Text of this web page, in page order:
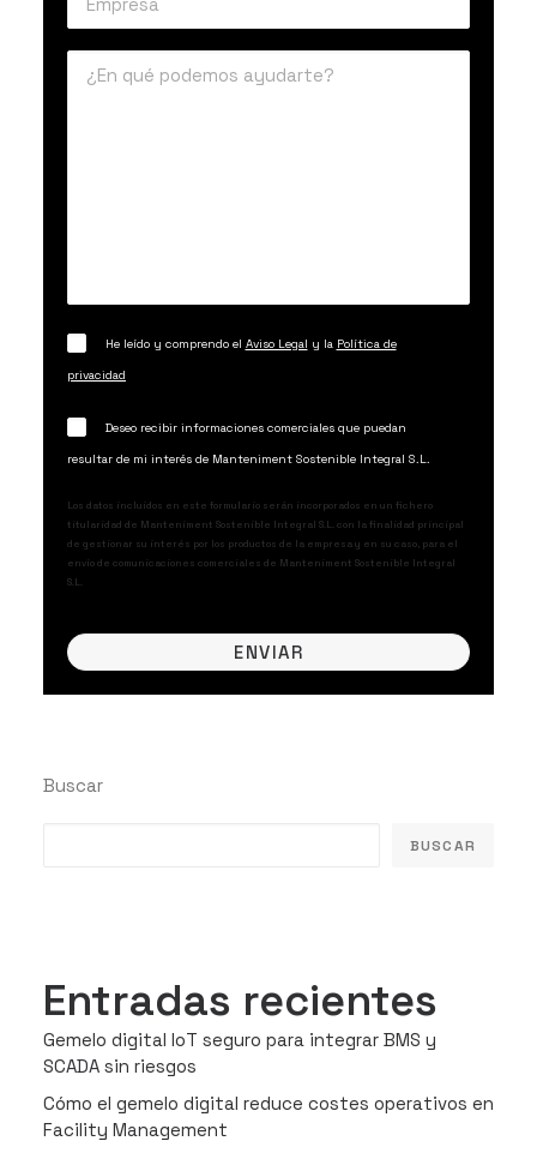
He leído y comprendo el Aviso Legal y la Política de
privacidad
Deseo recibir informaciones comerciales que puedan
resultar de mi interés de Manteniment Sostenible Integral S.L.
Los datos incluidos en este formulario serán incorporados en un fichero
titularidad de Manteniment Sostenible Integral S.L. con la finalidad principal
de gestionar su interés por los productos de la empresa y en su caso, para el
envío de comunicaciones comerciales de Manteniment Sostenible Integral
S.L.
Buscar
BUSCAR
Entradas recientes
Gemelo digital IoT seguro para integrar BMS y
SCADA sin riesgos
Cómo el gemelo digital reduce costes operativos en
Facility Management